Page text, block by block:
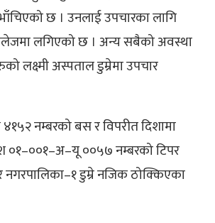
छ । उनलाई उपचारका लागि
लगिएको छ । अन्य सबैको अवस्था
लक्ष्मी अस्पताल डुम्रेमा उपचार
नम्बरको बस र विपरीत दिशामा
०१–००१–अ–यू ००५७ नम्बरको टिपर
डुम्रे नजिक ठोक्किएका